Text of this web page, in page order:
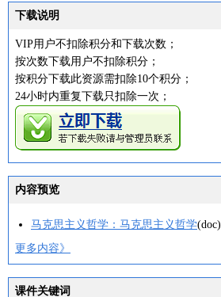
下载说明
VIP用户不扣除积分和下载次数；
按次数下载用户不扣除积分；
按积分下载此资源需扣除10个积分；
24小时内重复下载只扣除一次；
内容预览
马克思主义哲学：马克思主义哲学(doc)
更多内容》
课件关键词